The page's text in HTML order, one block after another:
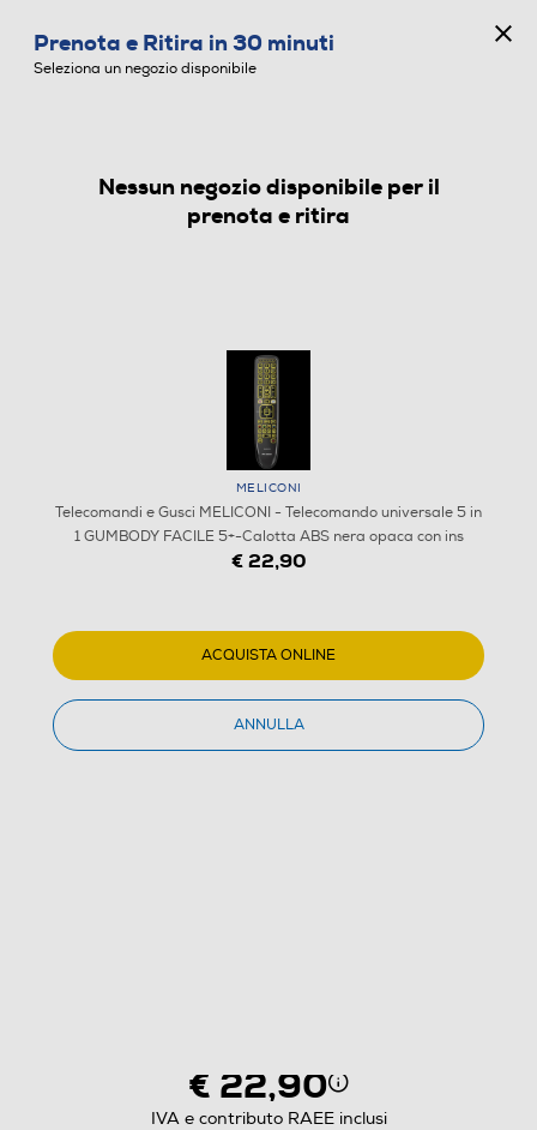
TELECOMANDI E GUSCI
€ 22,90
IVA e contributo RAEE inclusi
Prenota e Ritira in 30 minuti
Seleziona un negozio disponibile
Nessun negozio disponibile per il
prenota e ritira
MELICONI
Telecomandi e Gusci MELICONI - Telecomando universale 5 in
1 GUMBODY FACILE 5+-Calotta ABS nera opaca con ins
€ 22,90
ACQUISTA ONLINE
ANNULLA